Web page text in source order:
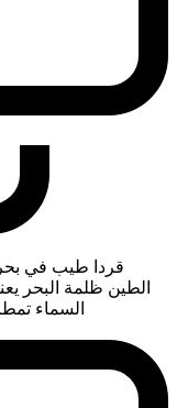
قردا طيب في
الطين ظلمة البحر
السماء